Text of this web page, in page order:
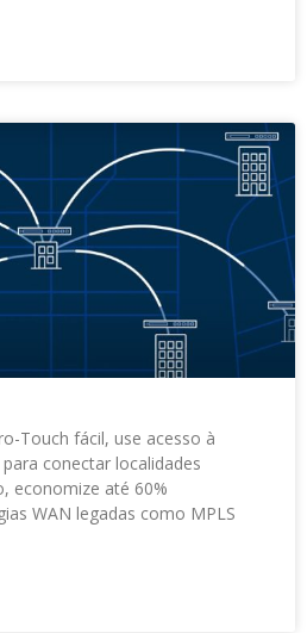
Touch fácil, use acesso à
conectar localidades
economize até 60%
WAN legadas como MPLS